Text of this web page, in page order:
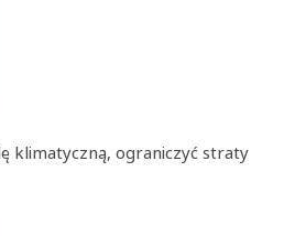
klimatyczną, ograniczyć straty